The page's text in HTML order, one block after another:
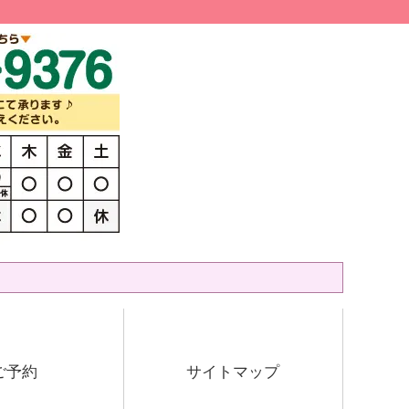
予約 サイトマップ